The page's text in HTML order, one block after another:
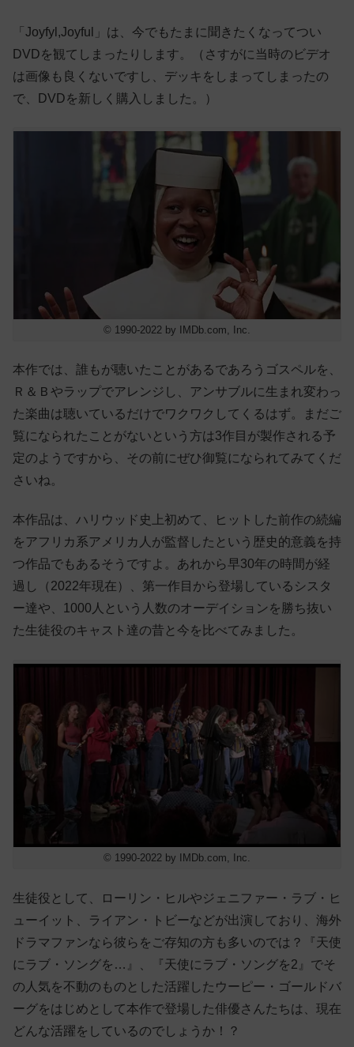
「Joyfyl,Joyful」は、今でもたまに聞きたくなってつい
DVDを観てしまったりします。（さすがに当時のビデオ
は画像も良くないですし、デッキをしまってしまったの
で、DVDを新しく購入しました。）
© 1990-2022 by IMDb.com, Inc.
本作では、誰もが聴いたことがあるであろうゴスペルを、
Ｒ＆Ｂやラップでアレンジし、アンサブルに生まれ変わっ
た楽曲は聴いているだけでワクワクしてくるはず。まだご
覧になられたことがないという方は3作目が製作される予
定のようですから、その前にぜひ御覧になられてみてくだ
さいね。
本作品は、ハリウッド史上初めて、ヒットした前作の続編
をアフリカ系アメリカ人が監督したという歴史的意義を持
つ作品でもあるそうですよ。あれから早30年の時間が経
過し（2022年現在）、第一作目から登場しているシスタ
ー達や、1000人という人数のオーデイションを勝ち抜い
た生徒役のキャスト達の昔と今を比べてみました。
© 1990-2022 by IMDb.com, Inc.
生徒役として、ローリン・ヒルやジェニファー・ラブ・ヒ
ューイット、ライアン・トビーなどが出演しており、海外
ドラマファンなら彼らをご存知の方も多いのでは？『天使
にラブ・ソングを…』、『天使にラブ・ソングを2』でそ
の人気を不動のものとした活躍したウーピー・ゴールドバ
ーグをはじめとして本作で登場した俳優さんたちは、現在
どんな活躍をしているのでしょうか！？